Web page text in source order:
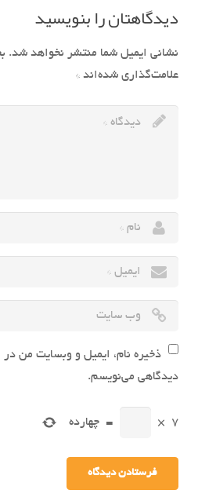
دیدگاهتان را بنویسید
نشانی ایمیل شما منتشر نخواهد شد.
علامت‌گذاری شده‌اند *
ذخیره نام، ایمیل و وبسایت من در
دیدگاهی می‌نویسم.
7
×
= چهارده